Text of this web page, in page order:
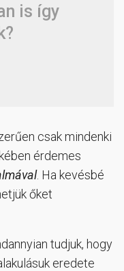
is így
csak mindenki
érdemes
. Ha kevésbé
őket
tudjuk, hogy
eredete